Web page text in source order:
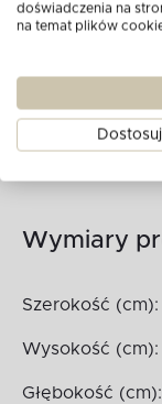
Wymiary
Szerokość (cm):
Wysokość (cm):
Głębokość (cm):
doświadczenia na
na temat plików
Dostosuj